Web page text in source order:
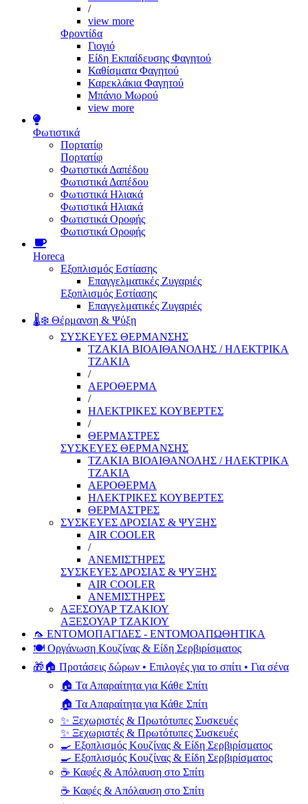
/
view more
Φροντίδα
Γιογιό
Είδη Εκπαίδευσης Φαγητού
Καθίσματα Φαγητού
Καρεκλάκια Φαγητού
Μπάνιο Μωρού
view more
Φωτιστικά
Πορτατίφ
Πορτατίφ
Φωτιστικά Δαπέδου
Φωτιστικά Δαπέδου
Φωτιστικά Ηλιακά
Φωτιστικά Ηλιακά
Φωτιστικά Οροφής
Φωτιστικά Οροφής
Horeca
Εξοπλισμός Εστίασης
Επαγγελματικές Ζυγαριές
Εξοπλισμός Εστίασης
Επαγγελματικές Ζυγαριές
🌡️❄️ Θέρμανση & Ψύξη
ΣΥΣΚΕΥΕΣ ΘΕΡΜΑΝΣΗΣ
ΤΖΑΚΙΑ ΒΙΟΑΙΘΑΝΟΛΗΣ / ΗΛΕΚΤΡΙΚΑ
ΤΖΑΚΙΑ
/
ΑΕΡΟΘΕΡΜΑ
/
ΗΛΕΚΤΡΙΚΕΣ ΚΟΥΒΕΡΤΕΣ
/
ΘΕΡΜΑΣΤΡΕΣ
ΣΥΣΚΕΥΕΣ ΘΕΡΜΑΝΣΗΣ
ΤΖΑΚΙΑ ΒΙΟΑΙΘΑΝΟΛΗΣ / ΗΛΕΚΤΡΙΚΑ
ΤΖΑΚΙΑ
ΑΕΡΟΘΕΡΜΑ
ΗΛΕΚΤΡΙΚΕΣ ΚΟΥΒΕΡΤΕΣ
ΘΕΡΜΑΣΤΡΕΣ
ΣΥΣΚΕΥΕΣ ΔΡΟΣΙΑΣ & ΨΥΞΗΣ
AIR COOLER
/
ΑΝΕΜΙΣΤΗΡΕΣ
ΣΥΣΚΕΥΕΣ ΔΡΟΣΙΑΣ & ΨΥΞΗΣ
AIR COOLER
ΑΝΕΜΙΣΤΗΡΕΣ
ΑΞΕΣΟΥΑΡ ΤΖΑΚΙΟΥ
ΑΞΕΣΟΥΑΡ ΤΖΑΚΙΟΥ
🦟 ΕΝΤΟΜΟΠΑΓΙΔΕΣ - ΕΝΤΟΜΟΑΠΩΘΗΤΙΚΑ
🍽️ Οργάνωση Κουζίνας & Είδη Σερβιρίσματος
🎁🏠 Προτάσεις δώρων • Επιλογές για το σπίτι • Για σένα
🏠 Τα Απαραίτητα για Κάθε Σπίτι
🏠 Τα Απαραίτητα για Κάθε Σπίτι
✨ Ξεχωριστές & Πρωτότυπες Συσκευές
✨ Ξεχωριστές & Πρωτότυπες Συσκευές
🍳 Εξοπλισμός Κουζίνας & Είδη Σερβιρίσματος
🍳 Εξοπλισμός Κουζίνας & Είδη Σερβιρίσματος
☕ Καφές & Απόλαυση στο Σπίτι
☕ Καφές & Απόλαυση στο Σπίτι